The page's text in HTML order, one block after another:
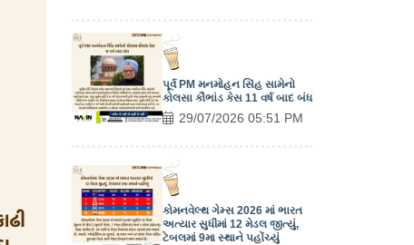
પૂર્વ PM મનમોહન સિંહ સામેનો
કોલસા કૌભાંડ કેસ 11 વર્ષ બાદ બંધ
29/07/2026 05:51 PM
કોમનવેલ્થ ગેમ્સ 2026 માં ભારત
અત્યાર સુધીમાં 12 મેડલ જીત્યું,
ટેબલમાં 9મા સ્થાને પહોંચ્યું